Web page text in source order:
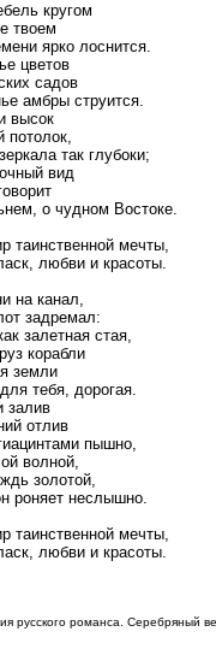
кругом
твоем
ярко лоснится.
цветов
садов
амбры струится.
высок
потолок,
так глубоки;
вид
о чудном Востоке.
таинственной мечты,
любви и красоты.
на канал,
задремал:
залетная стая,
корабли
земли
тебя, дорогая.
залив
отлив
пышно,
волной,
золотой,
роняет неслышно.
таинственной мечты,
любви и красоты.
русского романса. Серебряный